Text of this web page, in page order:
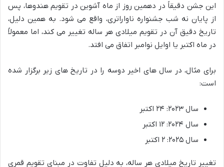
این جشن دقیقاً در دهمین روز از ماه آشوین در تقویم هندوها، پس
از پایان نه شب جشنواره ناواراتری، واقع می شود. به همین دلیل،
تاریخ دقیق آن در تقویم میلادی هر ساله تغییر می کند، اما معمولاً
در ماه اکتبر یا اوایل نوامبر اتفاق می افتد.
برای مثال، در سال های اخیر دوسه را در تاریخ های زیر برگزار شده
است:
سال ۲۰۲۳: ۲۴ اکتبر
سال ۲۰۲۴: ۱۲ اکتبر
سال ۲۰۲۵: ۲ اکتبر
تغییر تاریخ میلادی هر ساله، به دلیل تفاوت در مبنای تقویم قمری